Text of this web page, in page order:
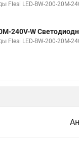
Flesi LED-BW-200-20M-
240V-W
Flesi LED-BW-200-20M-